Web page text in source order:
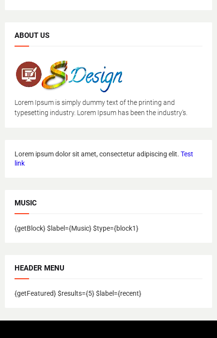
ABOUT US
Lorem Ipsum is simply dummy text of the printing and
typesetting industry. Lorem Ipsum has been the industry's.
Lorem ipsum dolor sit amet, consectetur adipiscing elit. Test
link
MUSIC
{getBlock} $label={Music} $type={block1}
HEADER MENU
{getFeatured} $results={5} $label={recent}